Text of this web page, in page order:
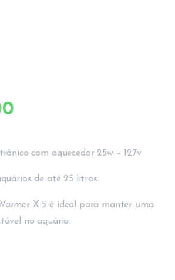
com aquecedor 25w – 127v
de até 25 litros.
X-5 é ideal para manter uma
no aquário.